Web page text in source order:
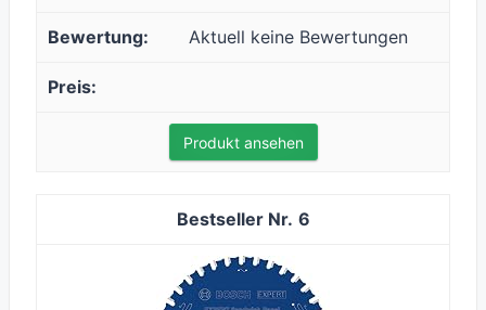
Aktuell keine Bewertungen
Produkt ansehen
6